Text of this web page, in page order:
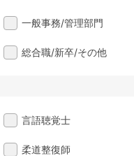
一般事務/管理部門
総合職/新卒/その他
言語聴覚士
柔道整復師